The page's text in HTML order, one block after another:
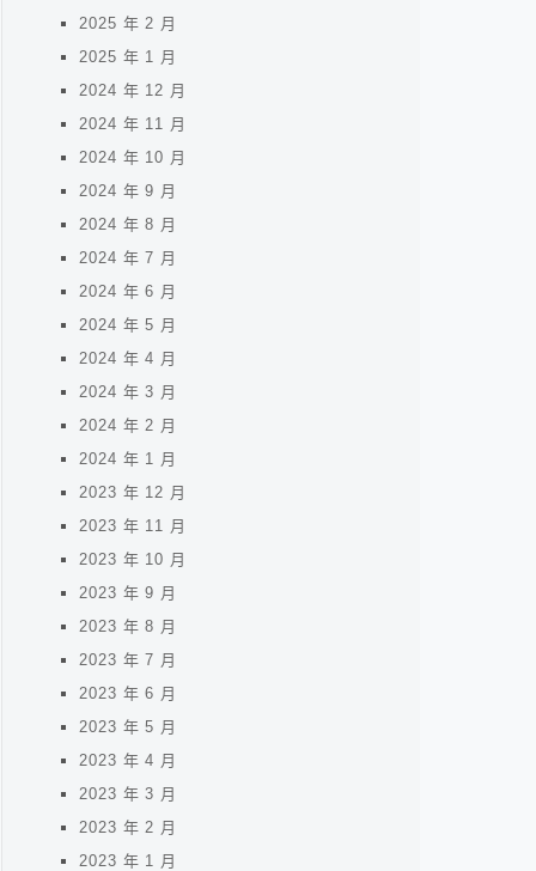
2025 年 2 月
2025 年 1 月
2024 年 12 月
2024 年 11 月
2024 年 10 月
2024 年 9 月
2024 年 8 月
2024 年 7 月
2024 年 6 月
2024 年 5 月
2024 年 4 月
2024 年 3 月
2024 年 2 月
2024 年 1 月
2023 年 12 月
2023 年 11 月
2023 年 10 月
2023 年 9 月
2023 年 8 月
2023 年 7 月
2023 年 6 月
2023 年 5 月
2023 年 4 月
2023 年 3 月
2023 年 2 月
2023 年 1 月